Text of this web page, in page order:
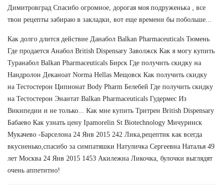
Димитровград Спасибо огромное, дорогая моя подруженька , все
твои рецепты забираю в закладки, вот еще времени бы побольше...
Как долго длится действие Данабол Balkan Pharmaceuticals Тюмень
Где продается Анабол British Dispensary Заволжск Как я могу купить
Туранабол Balkan Pharmaceuticals Бирск Где получить скидку на
Нандролон Деканоат Norma Hellas Мещовск Как получить скидку
на Тестостерон Ципионат Body Pharm Белебей Где получить скидку
на Тестостерон Энантат Balkan Pharmaceuticals Гудермес Из
Википедии и не только... Как мне купить Тритрен British Dispensary
Бабаево Как узнать цену Ipamorelin St Biotechnology Мичуринск
Мукачево -Барселона 24 Янв 2015 242 Лика,рецептик как всегда
вкусненько,спасибо за симпатяшки Натуличка Сергеевна Наталья 49
лет Москва 24 Янв 2015 1453 Акилежна Ликочка, булочки выглядят
очень аппетитно!